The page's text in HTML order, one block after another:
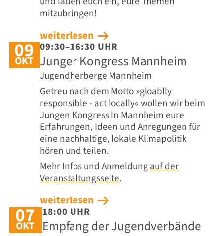
mitzubringen!
weiterlesen
09
OKT
09:30–16:30 UHR
Junger Kongress Mannheim
Jugendherberge Mannheim
Getreu nach dem Motto »gloablly
responsible - act locally« wollen wir beim
Jungen Kongress in Mannheim eure
Erfahrungen, Ideen und Anregungen für
eine nachhaltige, lokale Klimapolitik
hören und teilen.
Mehr Infos und Anmeldungauf der
Veranstaltungsseite.
weiterlesen
07
OKT
18:00 UHR
Empfang der Jugendverbände